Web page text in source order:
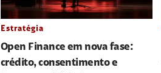
Estratégia
Open Finance em nova fase:
crédito, consentimento e